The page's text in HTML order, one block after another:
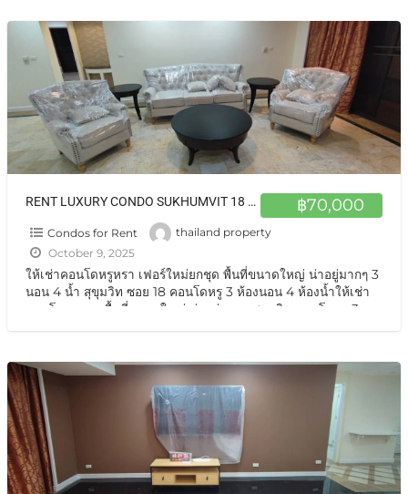
฿70,000
RENT LUXURY CONDO SUKHUMVIT 18 คอนโดหรูให้เช่า 3 นอน สุขุมวิท 18
Condos for Rent
thailand property
October 9, 2025
ให้เช่าคอนโดหรูหรา เฟอร์ใหม่ยกชุด พื้นที่ขนาดใหญ่ น่าอยู่มากๆ 3
นอน 4 น้ำ สุขุมวิท ซอย 18 คอนโดหรู 3 ห้องนอน 4 ห้องน้ำให้เช่า
คอนโดหรูหรา พื้นที่ขนาดใหญ่ น่าอยู่มากๆ สุขุมวิท คอนโดหรู 3